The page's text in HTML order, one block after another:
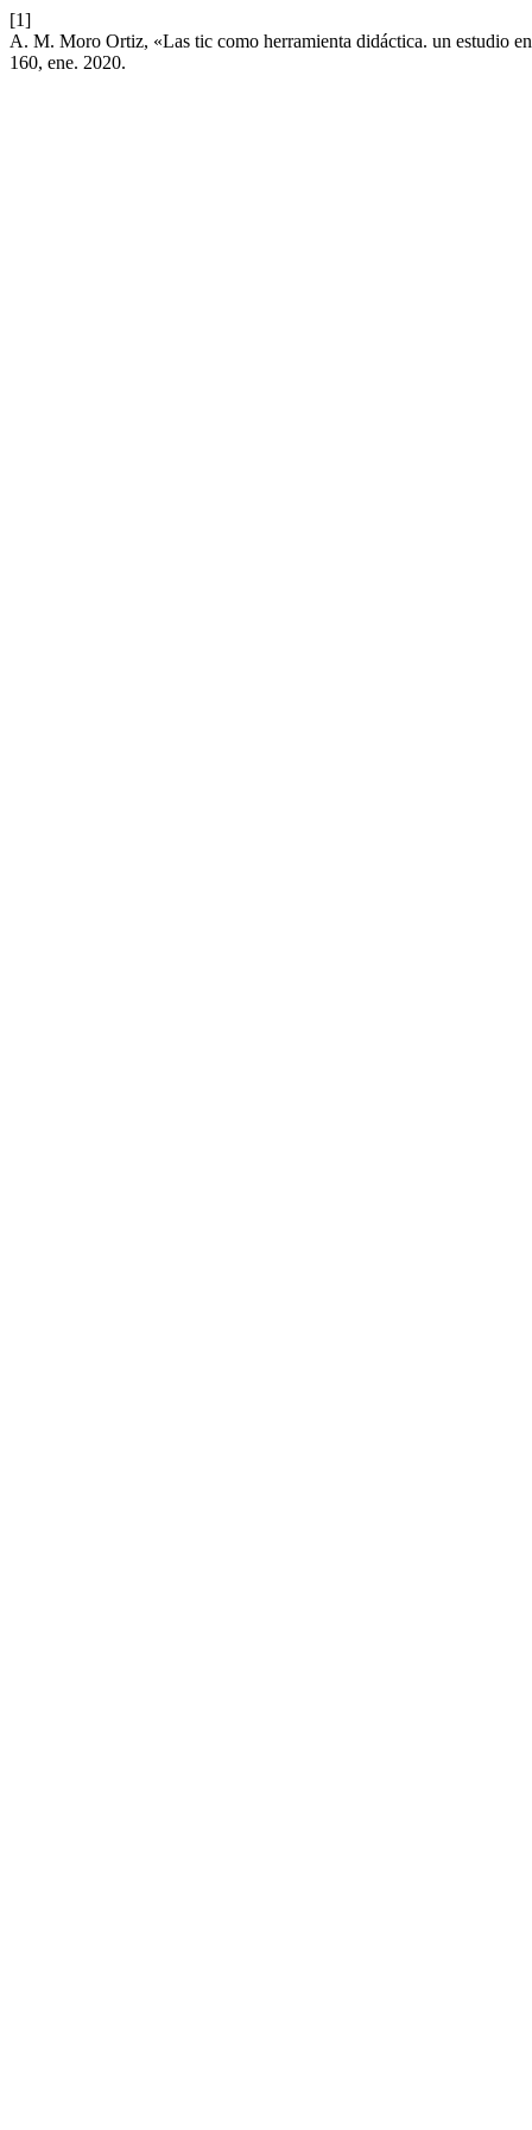
[1]
A. M. Moro Ortiz, «Las tic como herramienta didáctica. un estudio
160, ene. 2020.